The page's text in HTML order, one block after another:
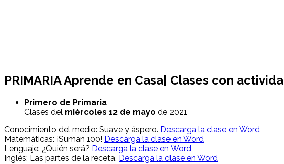
PRIMARIA Aprende en Casa| Clases con
Primero de Primaria
Clases del miércoles 12 de mayo de 2021
Conocimiento del medio: Suave y áspero. Descarga la clase en Word
Matemáticas: ¡Suman 100! Descarga la clase en Word
Lenguaje: ¿Quién será? Descarga la clase en Word
Inglés: Las partes de la receta. Descarga la clase en Word